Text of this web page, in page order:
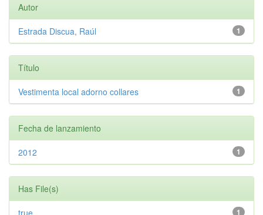
Autor
1
Estrada Discua, Raúl
Título
1
Vestimenta local adorno collares
Fecha de lanzamiento
1
2012
Has File(s)
1
true